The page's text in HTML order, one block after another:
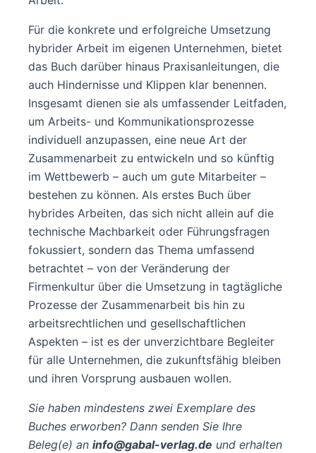
Für die konkrete und erfolgreiche Umsetzung
hybrider Arbeit im eigenen Unternehmen, bietet
das Buch darüber hinaus Praxisanleitungen, die
auch Hindernisse und Klippen klar benennen.
Insgesamt dienen sie als umfassender Leitfaden,
um Arbeits- und Kommunikationsprozesse
individuell anzupassen, eine neue Art der
Zusammenarbeit zu entwickeln und so künftig
im Wettbewerb – auch um gute Mitarbeiter –
bestehen zu können. Als erstes Buch über
hybrides Arbeiten, das sich nicht allein auf die
technische Machbarkeit oder Führungsfragen
fokussiert, sondern das Thema umfassend
betrachtet – von der Veränderung der
Firmenkultur über die Umsetzung in tagtägliche
Prozesse der Zusammenarbeit bis hin zu
arbeitsrechtlichen und gesellschaftlichen
Aspekten – ist es der unverzichtbare Begleiter
für alle Unternehmen, die zukunftsfähig bleiben
und ihren Vorsprung ausbauen wollen.
Sie haben mindestens zwei Exemplare des
Buches erworben? Dann senden Sie Ihre
Beleg(e) an info@gabal-verlag.de und erhalten